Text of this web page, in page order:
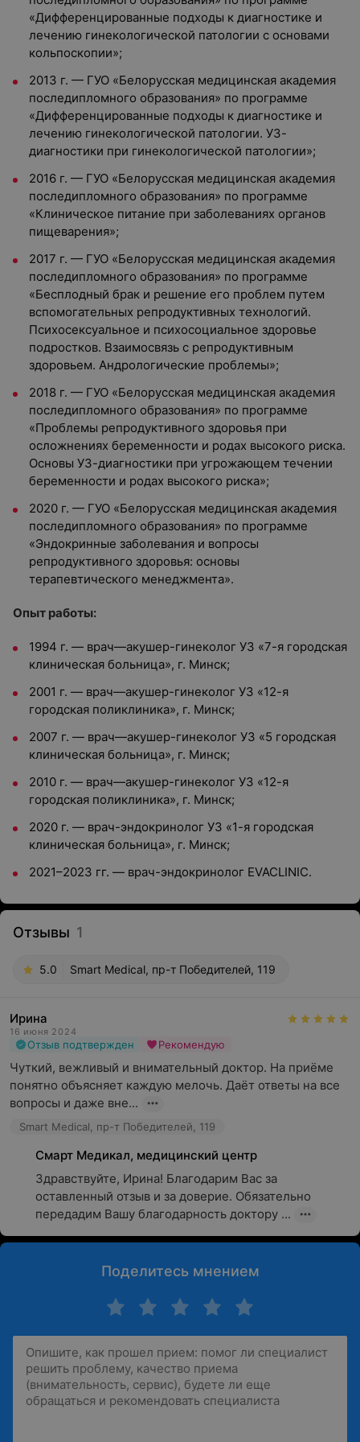
«Дифференцированные подходы к диагностике и
лечению гинекологической патологии с основами
кольпоскопии»;
2013 г. — ГУО «Белорусская медицинская академия
последипломного образования» по программе
«Дифференцированные подходы к диагностике и
лечению гинекологической патологии. УЗ-
диагностики при гинекологической патологии»;
2016 г. — ГУО «Белорусская медицинская академия
последипломного образования» по программе
«Клиническое питание при заболеваниях органов
пищеварения»;
2017 г. — ГУО «Белорусская медицинская академия
последипломного образования» по программе
«Бесплодный брак и решение его проблем путем
вспомогательных репродуктивных технологий.
Психосексуальное и психосоциальное здоровье
подростков. Взаимосвязь с репродуктивным
здоровьем. Андрологические проблемы»;
2018 г. — ГУО «Белорусская медицинская академия
последипломного образования» по программе
«Проблемы репродуктивного здоровья при
осложнениях беременности и родах высокого риска.
Основы УЗ-диагностики при угрожающем течении
беременности и родах высокого риска»;
2020 г. — ГУО «Белорусская медицинская академия
последипломного образования» по программе
«Эндокринные заболевания и вопросы
репродуктивного здоровья: основы
терапевтического менеджмента».
Опыт работы:
1994 г. — врач—акушер-гинеколог УЗ «7-я городская
клиническая больница», г. Минск;
2001 г. — врач—акушер-гинеколог УЗ «12-я
городская поликлиника», г. Минск;
2007 г. — врач—акушер-гинеколог УЗ «5 городская
клиническая больница», г. Минск;
2010 г. — врач—акушер-гинеколог УЗ «12-я
городская поликлиника», г. Минск;
2020 г. — врач-эндокринолог УЗ «1-я городская
клиническая больница», г. Минск;
2021–2023 гг. — врач-эндокринолог EVACLINIC.
Отзывы 1
5.0 Smart Medical, пр-т Победителей, 119
Ирина
16 июня 2024
Отзыв подтвержден Рекомендую
Чуткий, вежливый и внимательный доктор. На приёме
понятно объясняет каждую мелочь. Даёт ответы на все
вопросы и даже вне...
Smart Medical, пр-т Победителей, 119
Смарт Медикал, медицинский центр
Здравствуйте, Ирина! Благодарим Вас за
оставленный отзыв и за доверие. Обязательно
передадим Вашу благодарность доктору ...
Поделитесь мнением